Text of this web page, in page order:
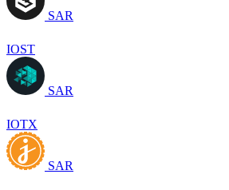
SAR
IOST
SAR
IOTX
SAR